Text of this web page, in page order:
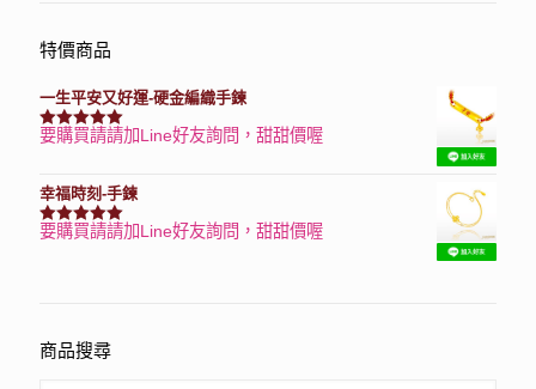
特價商品
一生平安又好運-硬金編織手鍊
評分7740滿分 5
要購買請請加Line好友詢問，甜甜價喔
幸福時刻-手鍊
評分3150滿分 5
要購買請請加Line好友詢問，甜甜價喔
商品搜尋